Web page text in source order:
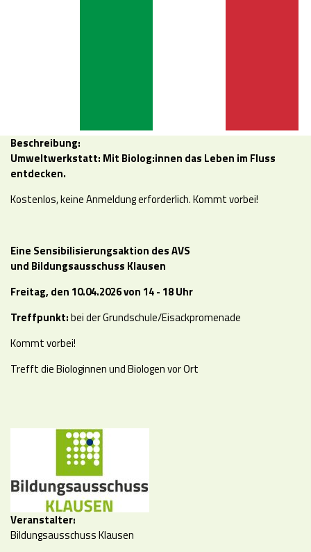
Beschreibung:
Umweltwerkstatt: Mit Biolog:innen das Leben im Fluss
entdecken.
Kostenlos, keine Anmeldung erforderlich. Kommt vorbei!
Eine Sensibilisierungsaktion des AVS
und Bildungsausschuss Klausen
Freitag, den 10.04.2026von 14 - 18 Uhr
Treffpunkt:bei der Grundschule/Eisackpromenade
Kommt vorbei!
Trefft die Biologinnen und Biologen vor Ort
Veranstalter:
Bildungsausschuss Klausen